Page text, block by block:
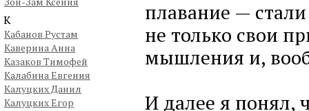
К
Кабанов Рустам
Каверина Анна
Казаков Тимофей
Калабина Евгения
Калуцких Данил
Калуцких Егор
плавание —
не только свои
мышления и,
И далее я понял,